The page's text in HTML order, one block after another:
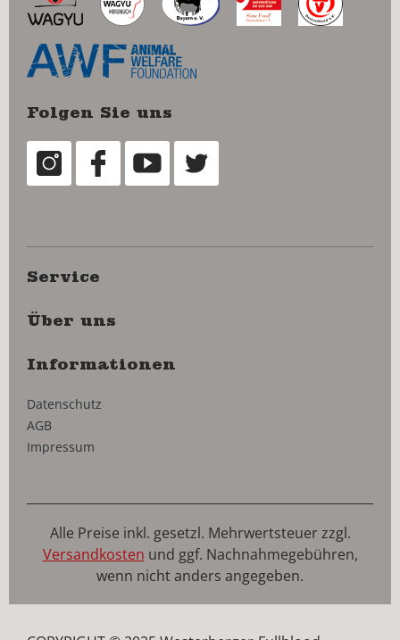
Folgen Sie uns
Service
Über uns
Informationen
Datenschutz
AGB
Impressum
Alle Preise inkl. gesetzl. Mehrwertsteuer zzgl.
Versandkosten und ggf. Nachnahmegebühren,
wenn nicht anders angegeben.